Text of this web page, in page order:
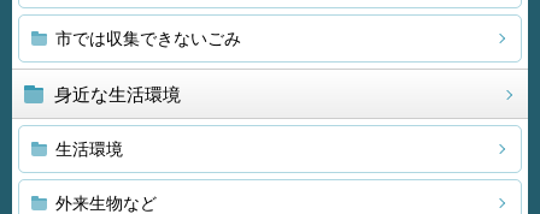
市では収集できないごみ
身近な生活環境
生活環境
外来生物など